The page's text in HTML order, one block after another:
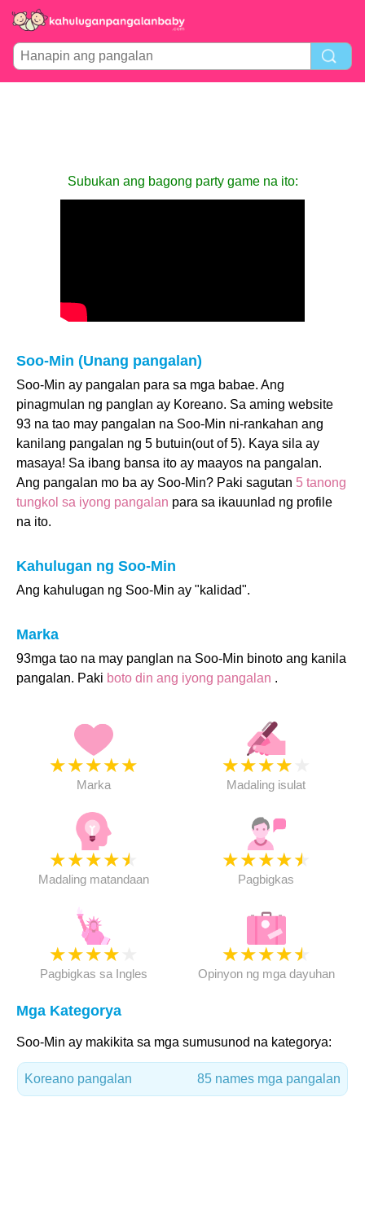
Subukan ang bagong party game na ito:
Soo-Min (Unang pangalan)
Soo-Min ay pangalan para sa mga babae. Ang
pinagmulan ng panglan ay Koreano. Sa aming website
93 na tao may pangalan na Soo-Min ni-rankahan ang
kanilang pangalan ng 5 butuin(out of 5). Kaya sila ay
masaya! Sa ibang bansa ito ay maayos na pangalan.
Ang pangalan mo ba ay Soo-Min? Paki sagutan 5 tanong
tungkol sa iyong pangalan para sa ikauunlad ng profile
na ito.
Kahulugan ng Soo-Min
Ang kahulugan ng Soo-Min ay "kalidad".
Marka
93mga tao na may panglan na Soo-Min binoto ang kanila
pangalan. Paki boto din ang iyong pangalan .
★★★★★
Marka
★★★★
Madaling isulat
★★★★★
Madaling matandaan
★★★★★
Pagbigkas
★★★★
Pagbigkas sa Ingles
★★★★★
Opinyon ng mga dayuhan
Mga Kategorya
Soo-Min ay makikita sa mga sumusunod na kategorya:
Koreano pangalan 85 names mga pangalan